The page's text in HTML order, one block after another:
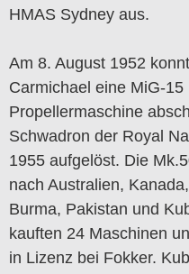
HMAS Sydney aus.
Am 8. August 1952
Carmichael eine MiG-
Propellermaschine
Schwadron der Royal
1955 aufgelöst. Die
nach Australien,
Burma, Pakistan und
kauften 24 Maschinen
in Lizenz bei Fokker.